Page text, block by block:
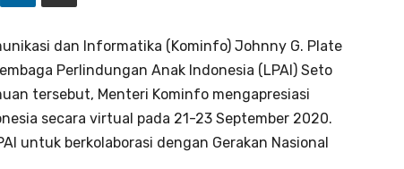
dan Informatika (Kominfo) Johnny G. Plate
Perlindungan Anak Indonesia (LPAI) Seto
tersebut, Menteri Kominfo mengapresiasi
secara virtual pada 21-23 September 2020.
untuk berkolaborasi dengan Gerakan Nasional